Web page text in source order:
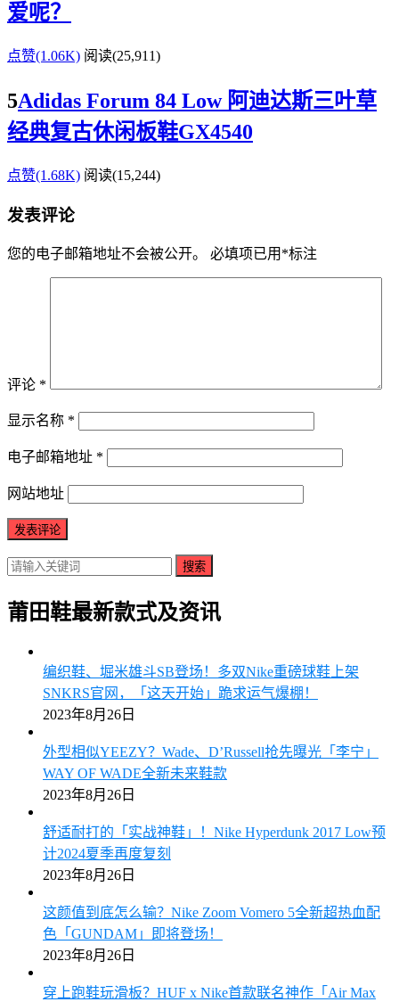
爱呢？
点赞(1.06K) 阅读(25,911)
5Adidas Forum 84 Low 阿迪达斯三叶草
经典复古休闲板鞋GX4540
点赞(1.68K) 阅读(15,244)
发表评论
您的电子邮箱地址不会被公开。 必填项已用 *标注
评论 *
显示名称 *
电子邮箱地址 *
网站地址
搜索
莆田鞋最新款式及资讯
编织鞋、堀米雄斗SB登场！多双Nike重磅球鞋上架
SNKRS官网，「这天开始」跪求运气爆棚！
2023年8月26日
外型相似YEEZY？Wade、D’Russell抢先曝光「李宁」
WAY OF WADE全新未来鞋款
2023年8月26日
舒适耐打的「实战神鞋」！Nike Hyperdunk 2017 Low预
计2024夏季再度复刻
2023年8月26日
这颜值到底怎么输？Nike Zoom Vomero 5全新超热血配
色「GUNDAM」即将登场！
2023年8月26日
穿上跑鞋玩滑板？HUF x Nike首款联名神作「Air Max